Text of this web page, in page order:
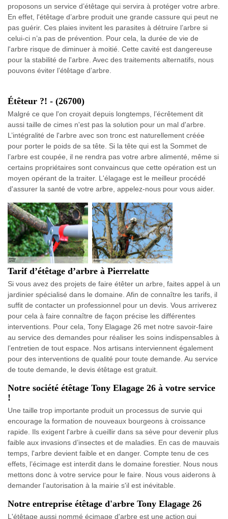
proposons un service d’étêtage qui servira à protéger votre arbre.
En effet, l'étêtage d’arbre produit une grande cassure qui peut ne
pas guérir. Ces plaies invitent les parasites à détruire l’arbre si
celui-ci n’a pas de prévention. Pour cela, la durée de vie de
l'arbre risque de diminuer à moitié. Cette cavité est dangereuse
pour la stabilité de l'arbre. Avec des traitements alternatifs, nous
pouvons éviter l’étêtage d’arbre.
Étêteur ?! - (26700)
Malgré ce que l'on croyait depuis longtemps, l’écrêtement dit
aussi taille de cimes n'est pas la solution pour un mal d'arbre.
L’intégralité de l'arbre avec son tronc est naturellement créée
pour porter le poids de sa tête. Si la tête qui est la Sommet de
l’arbre est coupée, il ne rendra pas votre arbre alimenté, même si
certains propriétaires sont convaincus que cette opération est un
moyen opérant de la traiter. L'élagage est le meilleur procédé
d'assurer la santé de votre arbre, appelez-nous pour vous aider.
Tarif d’étêtage d’arbre à Pierrelatte
Si vous avez des projets de faire étêter un arbre, faites appel à un
jardinier spécialisé dans le domaine. Afin de connaître les tarifs, il
suffit de contacter un professionnel pour un devis. Vous arriverez
pour cela à faire connaître de façon précise les différentes
interventions. Pour cela, Tony Elagage 26 met notre savoir-faire
au service des demandes pour réaliser les soins indispensables à
l’entretien de tout espace. Nos artisans interviennent également
pour des interventions de qualité pour toute demande. Au service
de toute demande, le devis étêtage est gratuit.
Notre société étêtage Tony Elagage 26 à votre service
!
Une taille trop importante produit un processus de survie qui
encourage la formation de nouveaux bourgeons à croissance
rapide. Ils exigent l'arbre à cueillir dans sa sève pour devenir plus
faible aux invasions d’insectes et de maladies. En cas de mauvais
temps, l'arbre devient faible et en danger. Compte tenu de ces
effets, l’écimage est interdit dans le domaine forestier. Nous nous
mettons donc à votre service pour le faire. Nous vous aiderons à
demander l’autorisation à la mairie s'il est inévitable.
Notre entreprise étêtage d'arbre Tony Elagage 26
L'étêtage aussi nommé écimage d'arbre est une action qui